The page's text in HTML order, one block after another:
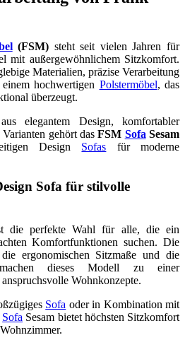
(FSM) steht seit vielen Jahren für
mit außergewöhnlichem Sitzkomfort.
Materialien, präzise Verarbeitung
hochwertigen Polstermöbel, das
überzeugt.
elegantem Design, komfortabler
gehört dasFSM Sofa Sesam
Design Sofas für moderne
Sofa für stilvolle
die perfekte Wahl für alle, die ein
Komfortfunktionen suchen. Die
ergonomischen Sitzmaße und die
machen dieses Modell zu einer
Wohnkonzepte.
Sofa oder in Kombination mit
Sofa Sesam bietet höchsten Sitzkomfort